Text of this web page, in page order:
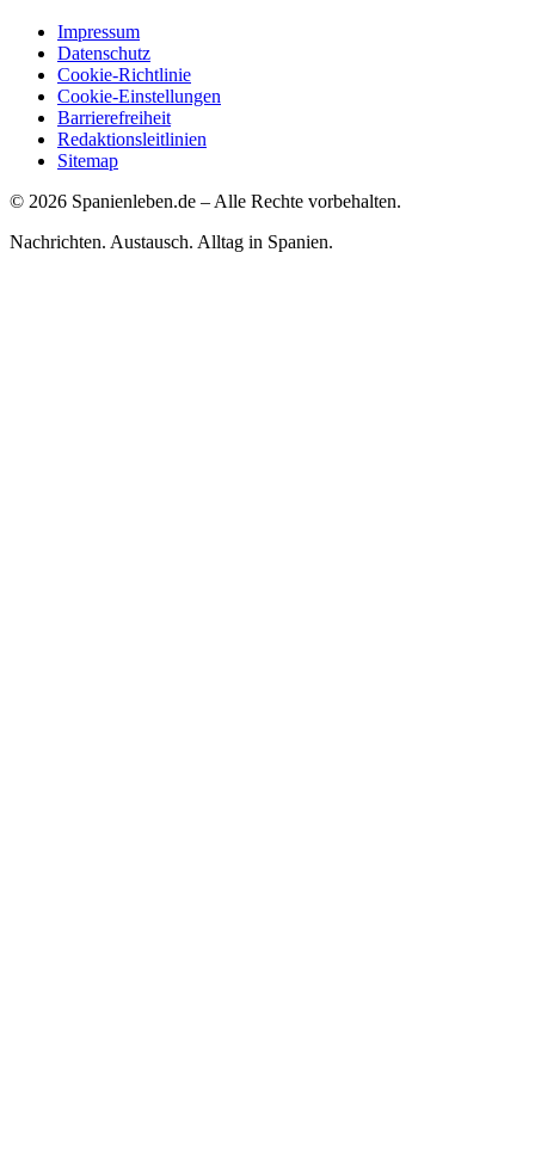
Impressum
Datenschutz
Cookie-Richtlinie
Cookie-Einstellungen
Barrierefreiheit
Redaktionsleitlinien
Sitemap
© 2026 Spanienleben.de – Alle Rechte vorbehalten.
Nachrichten. Austausch. Alltag in Spanien.